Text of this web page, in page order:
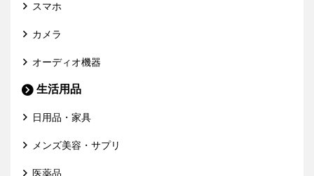
スマホ
カメラ
オーディオ機器
生活用品
日用品・家具
メンズ美容・サプリ
医薬品